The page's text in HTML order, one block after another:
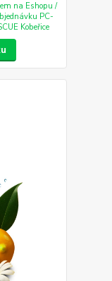
na Eshopu /
PC-
Kobeřice